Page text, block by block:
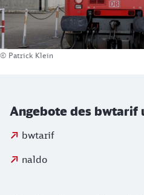
© Patrick Klein
Angebote des bwtarif
bwtarif
naldo